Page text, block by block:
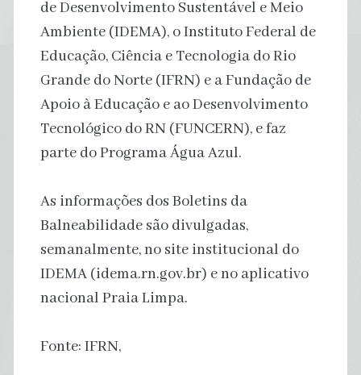
de Desenvolvimento Sustentável e Meio
Ambiente (IDEMA), o Instituto Federal de
Educação, Ciência e Tecnologia do Rio
Grande do Norte (IFRN) e a Fundação de
Apoio à Educação e ao Desenvolvimento
Tecnológico do RN (FUNCERN), e faz
parte do Programa Água Azul.
As informações dos Boletins da
Balneabilidade são divulgadas,
semanalmente, no site institucional do
IDEMA (idema.rn.gov.br) e no aplicativo
nacional Praia Limpa.
Fonte: IFRN,